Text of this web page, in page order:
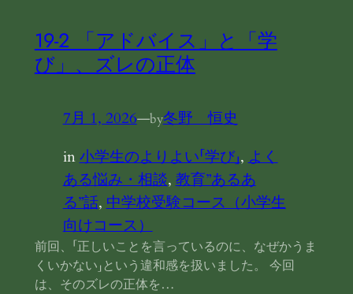
19-2 「アドバイス」と「学
び」、ズレの正体
7月 1, 2026—by冬野 恒史
in小学生のよりよい「学び」, よく
ある悩み・相談, 教育”あるあ
る”話, 中学校受験コース（小学生
向けコース）
前回、「正しいことを言っているのに、なぜかうま
くいかない」という違和感を扱いました。 今回
は、そのズレの正体を…